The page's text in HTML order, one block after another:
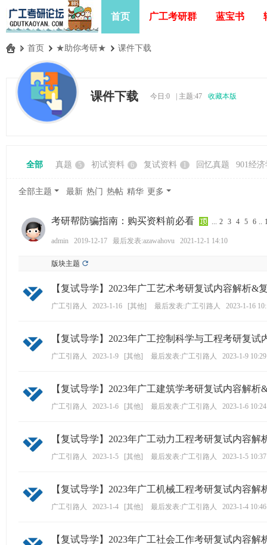
首页 广工考研群 蓝宝书
» 首页 › ★助你考研★ › 课件下载
课件下载 今日:0 主题:47 收藏本版
全部 真题 5 初试资料 6 复试资料 1 回忆真题 901经济
全部主题 最新 热门 热帖 精华 更多
考研帮防骗指南：购买资料前必看 ... 2 3 4 5 6 ..
admin 2019-12-17 最后发表:azawahovu 2021-12-1 14:10
版块主题
【复试导学】2023年广工艺术考研复试内容解析&
广工引路人 2023-1-16 [其他] 最后发表:广工引路人 2023-1-16
【复试导学】2023年广工控制科学与工程考研复试
广工引路人 2023-1-9 [其他] 最后发表:广工引路人 2023-1-9 10:29
【复试导学】2023年广工建筑学考研复试内容解析
广工引路人 2023-1-6 [其他] 最后发表:广工引路人 2023-1-6 10:24
【复试导学】2023年广工动力工程考研复试内容解
广工引路人 2023-1-5 [其他] 最后发表:广工引路人 2023-1-5 10:37
【复试导学】2023年广工机械工程考研复试内容解
广工引路人 2023-1-4 [其他] 最后发表:广工引路人 2023-1-4 10:46
【复试导学】2023年广工社会工作考研复试内容解